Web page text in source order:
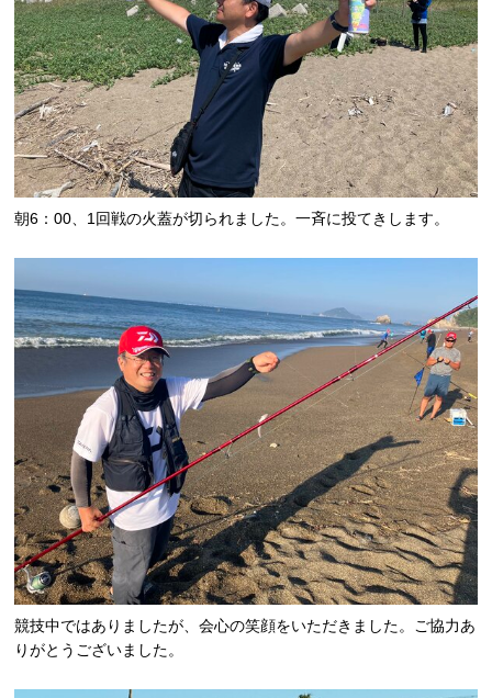
朝6：00、1回戦の火蓋が切られました。一斉に投てきします。
競技中ではありましたが、会心の笑顔をいただきました。ご協力あ
りがとうございました。